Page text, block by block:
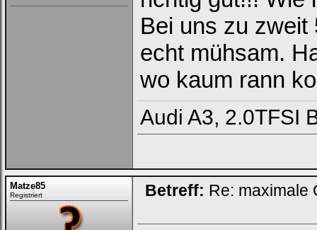
Bei uns zu zweit
echt mühsam.
wo kaum rann
Audi A3, 2.0TFSI
Matze85
Registriert Betreff: Re: maximale